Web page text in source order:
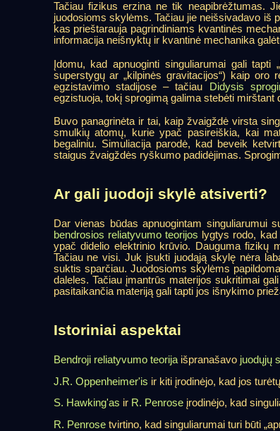
Tačiau fizikus erzina ne tik neapibrėžtumas.
juodosioms skylėms. Tačiau jie neišsivadavo iš
kas prieštarauja pagrindiniams kvantinės
informacija neišnyktų ir kvantinė mechanika
Įdomu, kad apnuoginti singuliarumai gali tapti
superstygų ar „kilpinės gravitacijos“) kaip oro
egzistavimo stadijose – tačiau Didysis
egzistuoja, tokį sprogimą galima stebėti mirštant
Buvo panagrinėta ir tai, kaip žvaigždė virsta
smulkių atomų, kurie ypač pasireiškia, kai
begaliniu. Simuliacija parodė, kad beveik
staigus žvaigždės ryškumo padidėjimas.
Ar gali juodoji skylė atsiverti?
Dar vienas būdas apnuogintam
bendrosios reliatyvumo teorijos lygtys rodo,
ypač didelio elektrinio krūvio. Dauguma fizikų
Tačiau ne visi. Juk įsukti juodąją skylę nėra
suktis sparčiau. Juodosioms skylėms
daleles. Tačiau įmantrūs materijos sukritimai
pasitaikančia materiją gali tapti jos išnykimo
Istoriniai aspektai
Bendroji reliatyvumo teorijaišpranašavo juodųjų
J.R. Oppenheimer'is ir kiti įrodinėjo, kad jos
S. Hawking'as ir R. Penroseįrodinėjo, kad
R. Penrosetvirtino, kad singuliarumai turi būti